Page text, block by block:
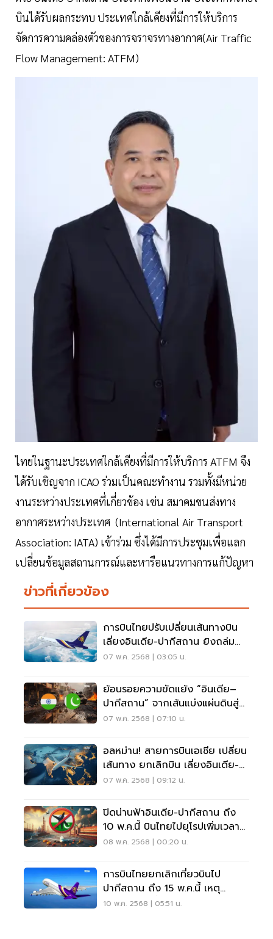
บินได้รับผลกระทบ ประเทศใกล้เคียงที่มีการให้บริการ
จัดการความคล่องตัวของการจราจรทางอากาศ(Air Traffic
Flow Management: ATFM)
ไทยในฐานะประเทศใกล้เคียงที่มีการให้บริการ ATFM จึง
ได้รับเชิญจาก ICAO ร่วมเป็นคณะทำงาน รวมทั้งมีหน่วย
งานระหว่างประเทศที่เกี่ยวข้อง เช่น สมาคมขนส่งทาง
อากาศระหว่างประเทศ (International Air Transport
Association: IATA) เข้าร่วม ซึ่งได้มีการประชุมเพื่อแลก
เปลี่ยนข้อมูลสถานการณ์และหารือแนวทางการแก้ปัญหา
ข่าวที่เกี่ยวข้อง
การบินไทยปรับเปลี่ยนเส้นทางบิน
เลี่ยงอินเดีย-ปากีสถาน ยิงถล่ม
เดือด
07 พ.ค. 2568 | 03:05 น.
ย้อนรอยความขัดแย้ง “อินเดีย–
ปากีสถาน” จากเส้นแบ่งแผ่นดินสู่
สงครามเดือด
07 พ.ค. 2568 | 07:10 น.
อลหม่าน! สายการบินเอเชีย เปลี่ยน
เส้นทาง ยกเลิกบิน เลี่ยงอินเดีย-
ปากีสถาน
07 พ.ค. 2568 | 09:12 น.
ปิดน่านฟ้าอินเดีย-ปากีสถาน ถึง
10 พ.ค.นี้ บินไทยไปยุโรปเพิ่มเวลา
30–40 นาที
08 พ.ค. 2568 | 00:20 น.
การบินไทยยกเลิกเที่ยวบินไป
ปากีสถาน ถึง 15 พ.ค.นี้ เหตุ
ตึงเครียดในพื้นที่
10 พ.ค. 2568 | 05:51 น.